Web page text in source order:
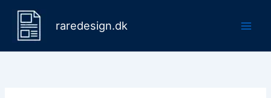
indholdet
raredesign.dk